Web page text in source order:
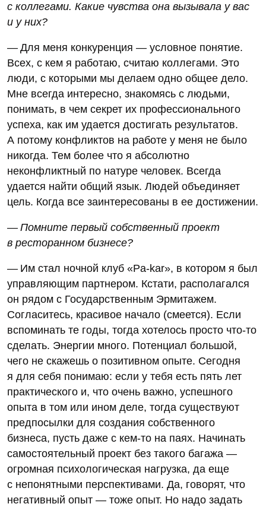
с коллегами. Какие чувства она вызывала у вас
и у них?
— Для меня конкуренция — условное понятие.
Всех, с кем я работаю, считаю коллегами. Это
люди, с которыми мы делаем одно общее дело.
Мне всегда интересно, знакомясь с людьми,
понимать, в чем секрет их профессионального
успеха, как им удается достигать результатов.
А потому конфликтов на работе у меня не было
никогда. Тем более что я абсолютно
неконфликтный по натуре человек. Всегда
удается найти общий язык. Людей объединяет
цель. Когда все заинтересованы в ее достижении.
— Помните первый собственный проект
в ресторанном бизнесе?
— Им стал ночной клуб «Pa-kar», в котором я был
управляющим партнером. Кстати, располагался
он рядом с Государственным Эрмитажем.
Согласитесь, красивое начало (смеется). Если
вспоминать те годы, тогда хотелось просто что-то
сделать. Энергии много. Потенциал большой,
чего не скажешь о позитивном опыте. Сегодня
я для себя понимаю: если у тебя есть пять лет
практического и, что очень важно, успешного
опыта в том или ином деле, тогда существуют
предпосылки для создания собственного
бизнеса, пусть даже с кем-то на паях. Начинать
самостоятельный проект без такого багажа —
огромная психологическая нагрузка, да еще
с непонятными перспективами. Да, говорят, что
негативный опыт — тоже опыт. Но надо задать